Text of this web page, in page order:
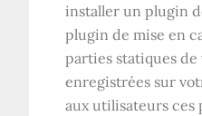
installer un plugin
plugin de mise en
parties statiques de
enregistrées sur
aux utilisateurs ces